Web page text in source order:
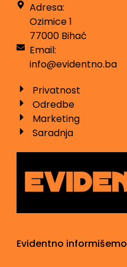
Adresa:
Ozimice 1
77000 Bihać
Email:
info@evidentno.ba
Privatnost
Odredbe
Marketing
Saradnja
Evidentno informišemo